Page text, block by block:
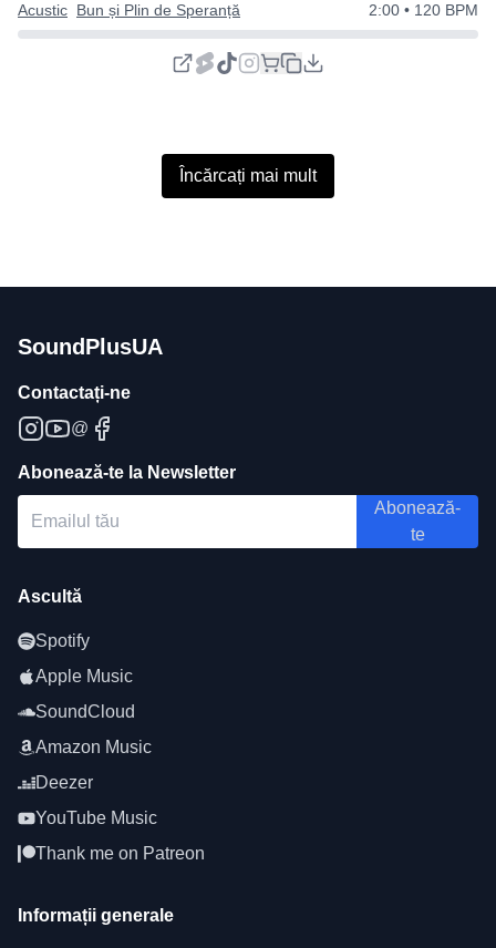
Acustic Bun și Plin de Speranță 2:00 • 120 BPM
Încărcați mai mult
SoundPlusUA
Contactați-ne
@
Abonează-te la Newsletter
Abonează-
te
Ascultă
Spotify
Apple Music
SoundCloud
Amazon Music
Deezer
YouTube Music
Thank me on Patreon
Informații generale